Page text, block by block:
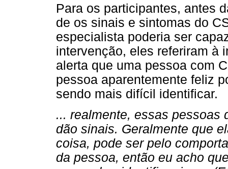
Para os participantes, antes
de os sinais e sintomas do
especialista poderia ser
intervenção, eles referiram à
alerta que uma pessoa com
pessoa aparentemente feliz
sendo mais difícil identificar.
... realmente, essas pessoas
dão sinais. Geralmente que
coisa, pode ser pelo
da pessoa, então eu acho